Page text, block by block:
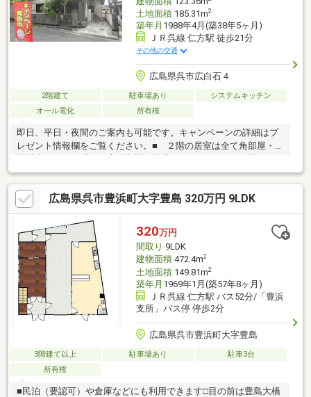
土地面積185.31m2
築年月 1988年4月(築38年5ヶ月)
ＪＲ呉線 仁方駅 徒歩21分
その他の交通
広島県呉市広白石４
2階建て 駐車場あり
システムキッチン
オール電化
所有権
即日、平日・夜間のご案内も可能です。キャンペーンの詳細はプ
レゼント情報欄をご覧ください。■ ２階の居室は全て角部屋・2
で、ゆったりと家族団らんの時間をすごせそうです。■ 全居室
6.0帖以上なので、居室として充分です。■ 周囲は閑静な住宅街
で、ゆったりとした生活がおくれそうです。■ 縁側があるの
で、庭を眺め、ゆったりと四季の移ろいを感じられそうです。
■ 浴室1坪タイプなので湯船でゆったりと足を伸ばせます。■
車種により、駐車場1台使用可。■ 売主が業者なので、設備等保
証がつくので安心です（有期限）
広島県呉市豊浜町大字豊島 320万円 9LDK
320万円
間取り 9LDK
建物面積472.4m2
土地面積149.81m2
築年月 1969年1月(築57年8ヶ月)
ＪＲ呉線 仁方駅 バス52分/「豊浜
支所」バス停 停歩2分
広島県呉市豊浜町大字豊島
3階建て以上 駐車場あり
駐車3台
所有権
■民泊（要認可）や倉庫などにも利用できます□目の前は豊島大橋